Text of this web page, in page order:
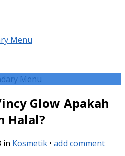
Menu
Menu
Glow Apakah
Halal?
in Kosmetik • add comment